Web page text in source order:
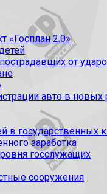
«Госплан 2.0»
от
авто в новых
в государственных
заработка
госслужащих
сооружения